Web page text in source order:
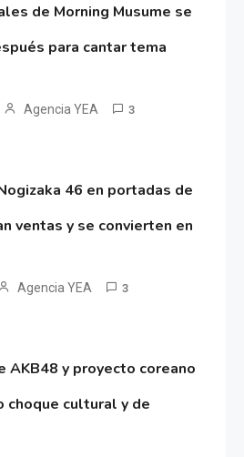
de Morning Musume se
para cantar tema
Agencia YEA 3
46 en portadas de
ventas y se convierten en
Agencia YEA 3
AKB48 y proyecto coreano
choque cultural y de